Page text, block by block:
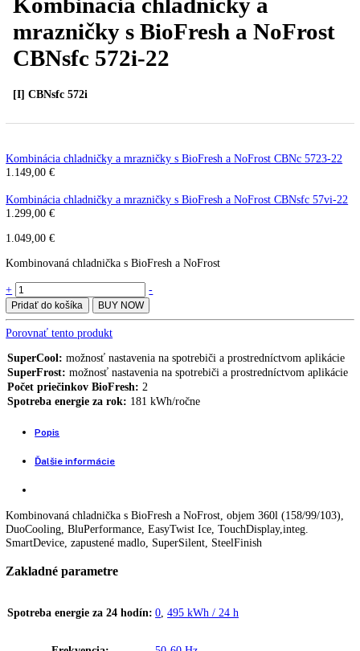
Kombinácia chladničky a
mrazničky s BioFresh a
CBNsfc 572i-22
[I] CBNsfc 572i
Kombinácia chladničky a mrazničky s BioFresh a NoFrost CBNc
1.149,00 €
Kombinácia chladničky a mrazničky s BioFresh a NoFrost CBNsfc
Kombinácia
chladničky
mrazničky
a
+ -
Pridať do košíka BUY NOW
Porovnať tento produkt
SuperCool:
možnosť nastavenia na spotrebiči a prostredníctvom
SuperFrost:
možnosť nastavenia na spotrebiči a prostredníctvom